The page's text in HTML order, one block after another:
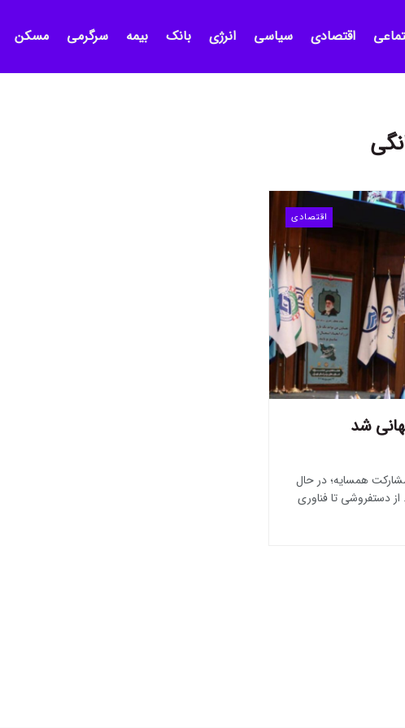
اقتصادی سیاسی انرژی بانک بیمه سرگرمی مسکن
اقتصادی
شد
همسایه؛ در حال
دستفروشی تا فناوری